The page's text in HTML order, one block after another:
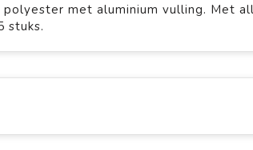
met aluminium vulling. Met
stuks.